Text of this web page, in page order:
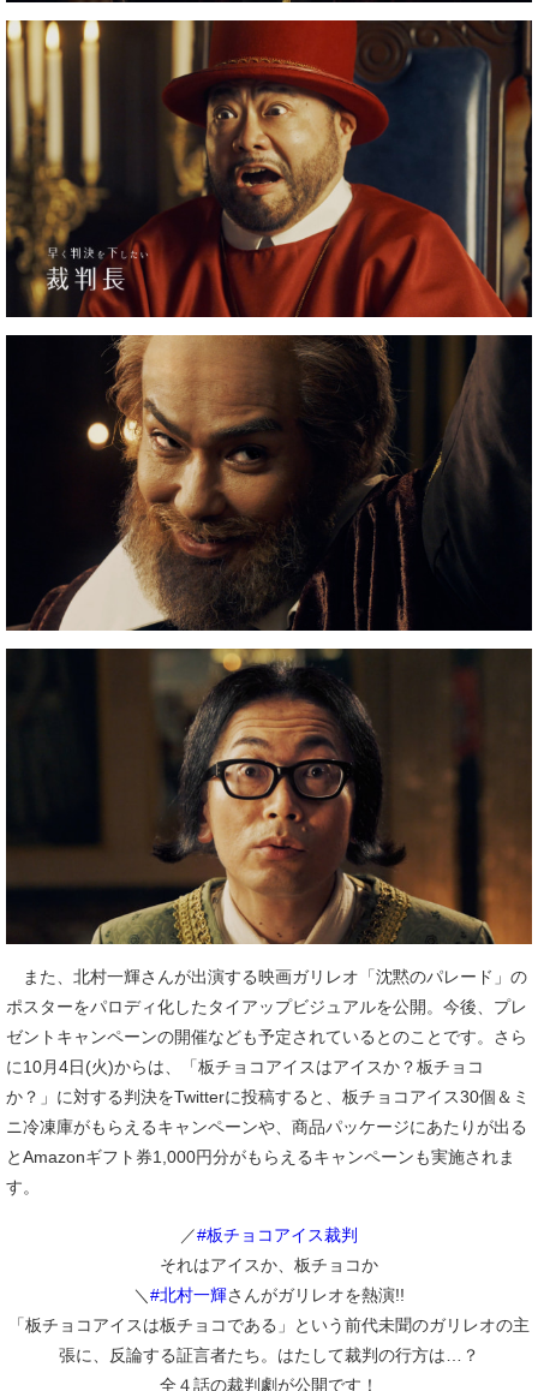
また、北村一輝さんが出演する映画ガリレオ「沈黙のパレード」の
ポスターをパロディ化したタイアップビジュアルを公開。今後、プレ
ゼントキャンペーンの開催なども予定されているとのことです。さら
に10月4日(火)からは、「板チョコアイスはアイスか？板チョコ
か？」に対する判決をTwitterに投稿すると、板チョコアイス30個＆ミ
ニ冷凍庫がもらえるキャンペーンや、商品パッケージにあたりが出る
とAmazonギフト券1,000円分がもらえるキャンペーンも実施されま
す。
／#板チョコアイス裁判
それはアイスか、板チョコか
＼#北村一輝さんがガリレオを熱演!!
「板チョコアイスは板チョコである」という前代未聞のガリレオの主
張に、反論する証言者たち。はたして裁判の行方は…？
全４話の裁判劇が公開です！